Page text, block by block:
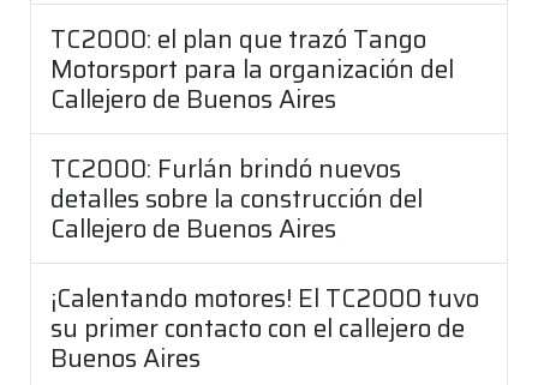
TC2000: el plan que trazó Tango
Motorsport para la organización del
Callejero de Buenos Aires
TC2000: Furlán brindó nuevos
detalles sobre la construcción del
Callejero de Buenos Aires
¡Calentando motores! El TC2000 tuvo
su primer contacto con el callejero de
Buenos Aires